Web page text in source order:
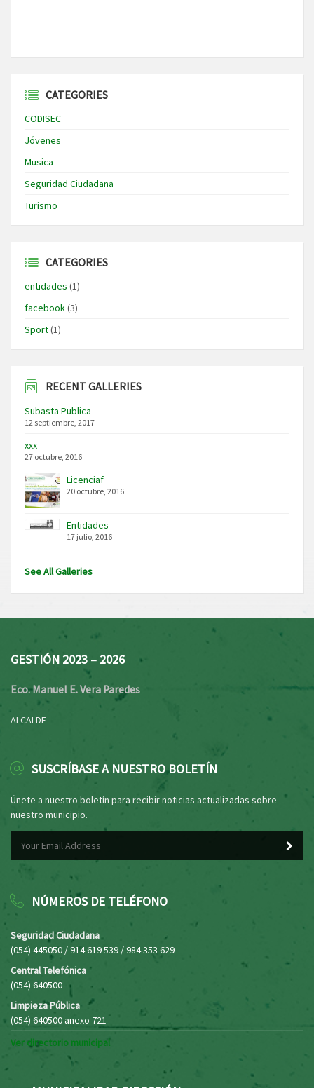
CATEGORIES
CODISEC
Jóvenes
Musica
Seguridad Ciudadana
Turismo
CATEGORIES
entidades (1)
facebook(3)
Sport(1)
RECENT GALLERIES
Subasta Publica
12 septiembre, 2017
xxx
27 octubre, 2016
Licenciaf
20 octubre, 2016
Entidades
17 julio, 2016
See All Galleries
GESTIÓN 2023 – 2026
Eco. Manuel E. Vera Paredes
ALCALDE
SUSCRÍBASE A NUESTRO BOLETÍN
Únete a nuestro boletín para recibir noticias actualizadas sobre
nuestro municipio.
NÚMEROS DE TELÉFONO
Seguridad Ciudadana
(054) 445050 / 914 619 539 / 984 353 629
Central Telefónica
(054) 640500
Limpieza Pública
(054) 640500 anexo 721
Ver directorio municipal